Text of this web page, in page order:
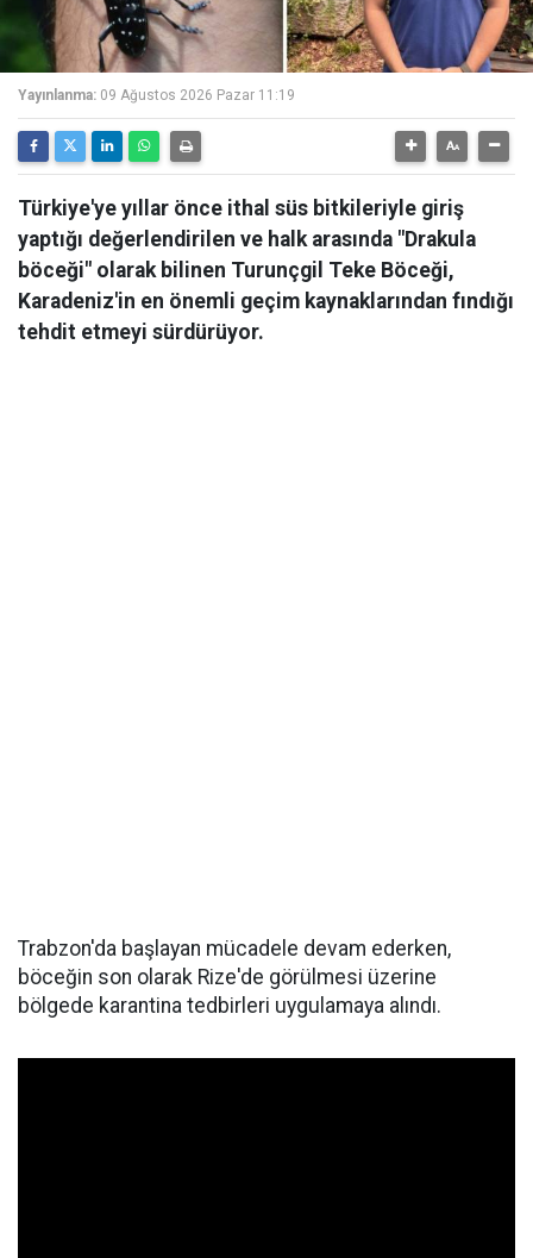
Yayınlanma: 09 Ağustos 2026 Pazar 11:19
Türkiye'ye yıllar önce ithal süs bitkileriyle giriş
yaptığı değerlendirilen ve halk arasında "Drakula
böceği" olarak bilinen Turunçgil Teke Böceği,
Karadeniz'in en önemli geçim kaynaklarından fındığı
tehdit etmeyi sürdürüyor.
Trabzon'da başlayan mücadele devam ederken,
böceğin son olarak Rize'de görülmesi üzerine
bölgede karantina tedbirleri uygulamaya alındı.